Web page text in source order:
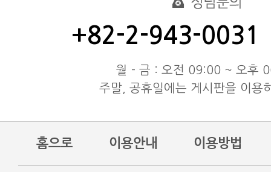
동해물과 백두산이 마르고
동해물과 백두산이 마르고
동해물과 백두산이 마르고
+82-2-943-0031
월 - 금 : 오전 09:00 ~ 오후
주말, 공휴일에는 게시판을 이용
홈으로 이용안내 이용방법